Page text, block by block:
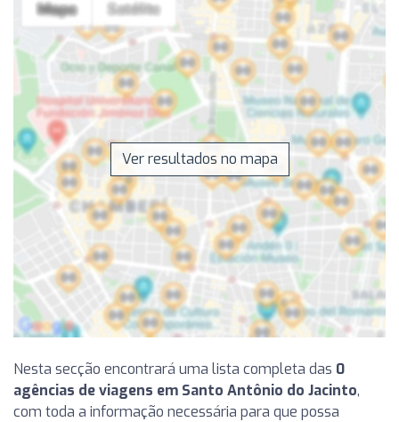
Ver resultados no mapa
Nesta secção encontrará uma lista completa das 0
agências de viagens em Santo Antônio do Jacinto,
com toda a informação necessária para que possa